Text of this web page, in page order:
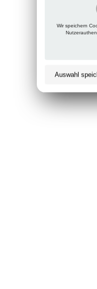
Wir speichern
Auswahl